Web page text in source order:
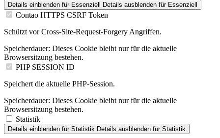
Details einblenden für Essenziell Details ausblenden für Essenziell
Contao HTTPS CSRF Token
Schützt vor Cross-Site-Request-Forgery Angriffen.
Speicherdauer: Dieses Cookie bleibt nur für die aktuelle
Browsersitzung bestehen.
PHP SESSION ID
Speichert die aktuelle PHP-Session.
Speicherdauer: Dieses Cookie bleibt nur für die aktuelle
Browsersitzung bestehen.
Statistik
Details einblenden für Statistik Details ausblenden für Statistik